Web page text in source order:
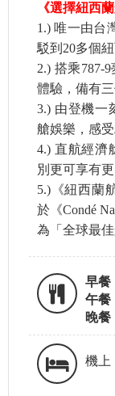
《選擇紐西
1.) 唯一由台
駁到20多個
2.) 搭乘787-
體驗，備有
3.) 由登機一
艙娛樂，感受
4.) 直航經濟
別更可享有
5.)《紐西蘭
於《Condé
為「全球最佳
早餐
午餐
晚餐
機上